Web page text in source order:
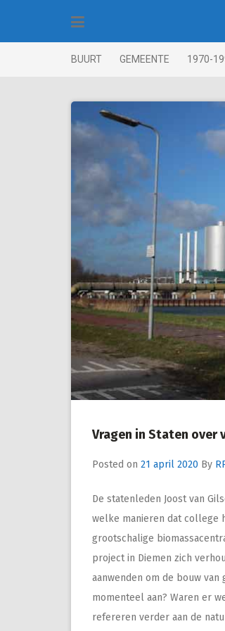
BUURT GEMEENTE 1970-
Vragen in Staten over
Posted on 21 april 2020 By
De statenleden Joost van
welke manieren dat college
grootschalige
project in Diemen zich
aanwenden om de bouw van
momenteel aan? Waren er
refereren verder aan de